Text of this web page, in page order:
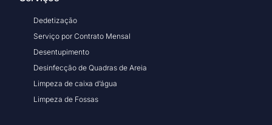
Dedetização
Serviço por Contrato Mensal
Desentupimento
Desinfecção de Quadras de Areia
Limpeza de caixa d’água
Limpeza de Fossas